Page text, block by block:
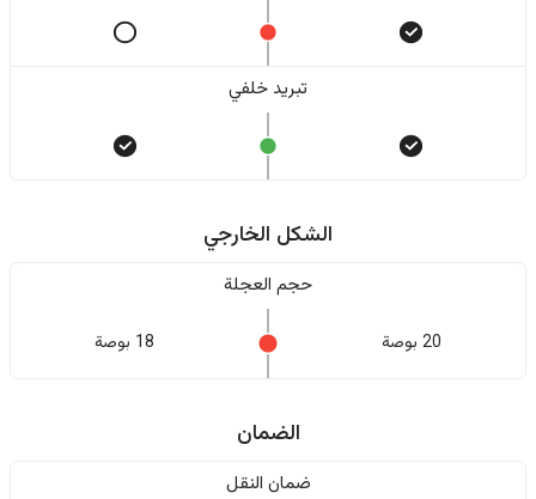
تبريد خلفي
الشكل الخارجي
حجم العجلة
20 بوصة 18 بوصة
الضمان
ضمان النقل